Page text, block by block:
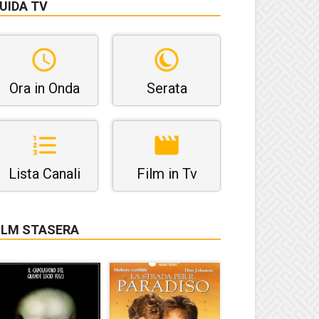
TV
Ora in Onda Serata
Lista Canali Film in Tv
STASERA